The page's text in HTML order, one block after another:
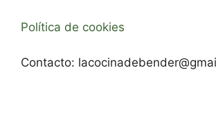
Política de cookies
Contacto: